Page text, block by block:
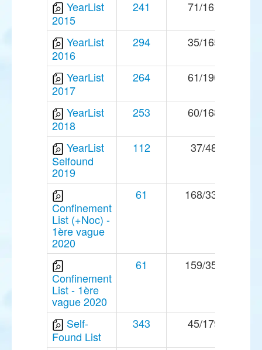
YearList
2015
241 71/161
YearList
2016
294 35/165
YearList
2017
264 61/190
YearList
2018
253 60/168
YearList
Selfound
2019
112 37/48
Confinement
List (+Noc) -
1ère vague
2020
61 168/337
Confinement
List - 1ère
vague 2020
61 159/355
Self-
Found List
343 45/179